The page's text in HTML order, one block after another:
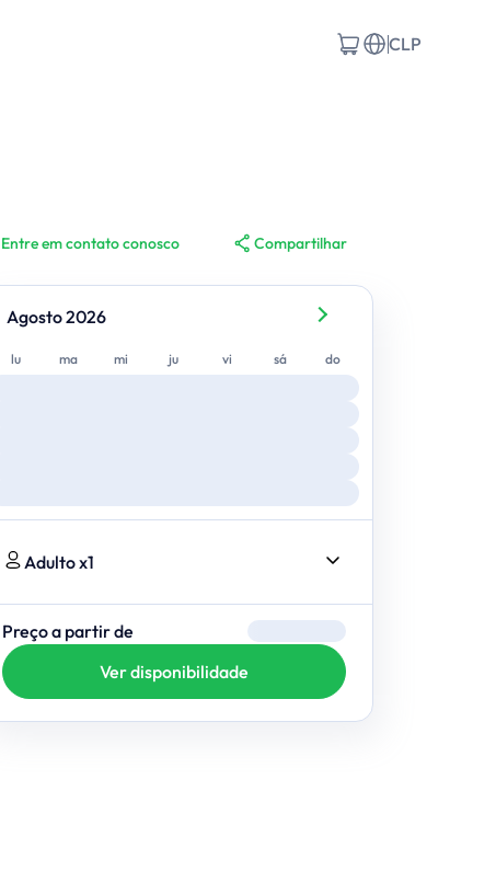
CLP
Entre em contato conosco Compartilhar
Agosto 2026
lunes
lu martes
ma miércoles
mi jueves
ju viernes
vi sábado
sá domingo
do
Adulto x1
Preço a partir de
Ver disponibilidade